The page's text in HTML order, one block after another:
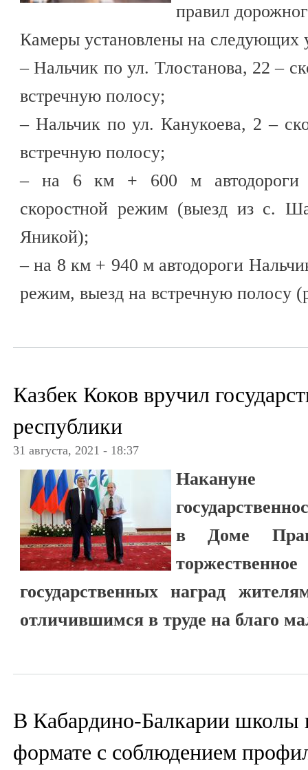
правил
Камеры установлены на следующих
– Нальчик по ул. Тлостанова, 22 –
встречную полосу;
– Нальчик по ул. Канукоева, 2 –
встречную полосу;
– на 6 км + 600 м
скоростной режим (выезд из с.
Яникой);
– на 8 км + 940 м автодороги
режим, выезд на встречную полосу
Казбек Коков вручил
республики
31 августа, 2021 - 18:37
Накануне
в Доме
государственных наград
отличившимся в труде на благо
В Кабардино-Балкарии школы
формате с соблюдением